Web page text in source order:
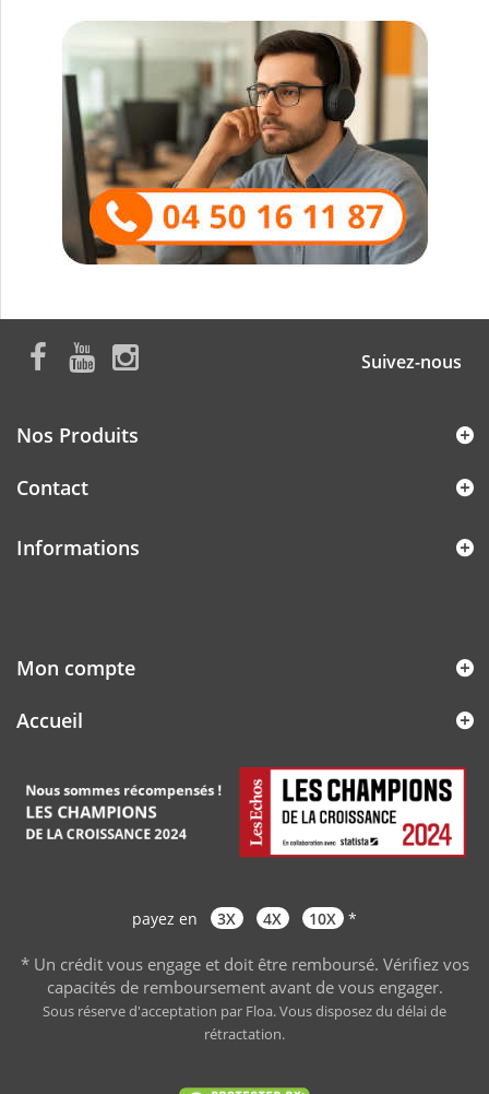
Suivez-nous
Nos Produits
Contact
Informations
Mon compte
Accueil
payez en 3X 4X 10X *
* Un crédit vous engage et doit être remboursé. Vérifiez vos
capacités de remboursement avant de vous engager.
Sous réserve d'acceptation par Floa. Vous disposez du délai de
rétractation.